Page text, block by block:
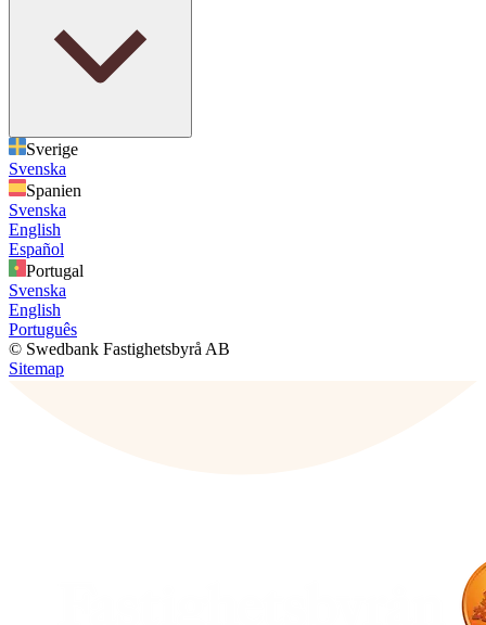
Sverige
Svenska
Spanien
Svenska
English
Español
Portugal
Svenska
English
Português
© Swedbank Fastighetsbyrå AB
Sitemap